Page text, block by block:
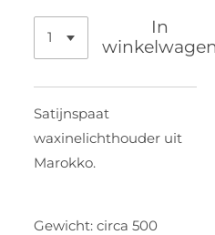
In
Satijnspaat
waxinelichthouder uit
Marokko.
Gewicht: circa 500